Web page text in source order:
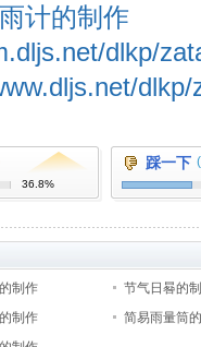
计的制作
dlkp/
36.8%
踩一下
制作
节气日晷的
制作
简易雨量筒